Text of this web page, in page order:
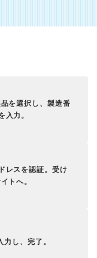
を選択し、製造番
入力。
レスを認証。受け
トへ。
力し、完了。